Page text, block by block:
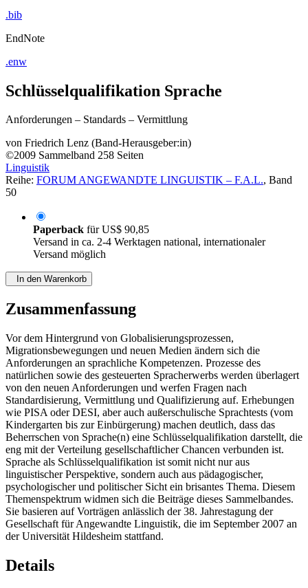
.bib
EndNote
.enw
Schlüsselqualifikation Sprache
Anforderungen – Standards – Vermittlung
von Friedrich Lenz (Band-Herausgeber:in)
©2009 Sammelband 258 Seiten
Linguistik
Reihe: FORUM ANGEWANDTE LINGUISTIK – F.A.L., Band
50
Paperback fürUS$ 90,85
Versand in ca. 2-4 Werktagen national, internationaler
Versand möglich
In den Warenkorb
Zusammenfassung
Vor dem Hintergrund von Globalisierungsprozessen,
Migrationsbewegungen und neuen Medien ändern sich die
Anforderungen an sprachliche Kompetenzen. Prozesse des
natürlichen sowie des gesteuerten Spracherwerbs werden überlagert
von den neuen Anforderungen und werfen Fragen nach
Standardisierung, Vermittlung und Qualifizierung auf. Erhebungen
wie PISA oder DESI, aber auch außerschulische Sprachtests (vom
Kindergarten bis zur Einbürgerung) machen deutlich, dass das
Beherrschen von Sprache(n) eine Schlüsselqualifikation darstellt, die
eng mit der Verteilung gesellschaftlicher Chancen verbunden ist.
Sprache als Schlüsselqualifikation ist somit nicht nur aus
linguistischer Perspektive, sondern auch aus pädagogischer,
psychologischer und politischer Sicht ein brisantes Thema. Diesem
Themenspektrum widmen sich die Beiträge dieses Sammelbandes.
Sie basieren auf Vorträgen anlässlich der 38. Jahrestagung der
Gesellschaft für Angewandte Linguistik, die im September 2007 an
der Universität Hildesheim stattfand.
Details